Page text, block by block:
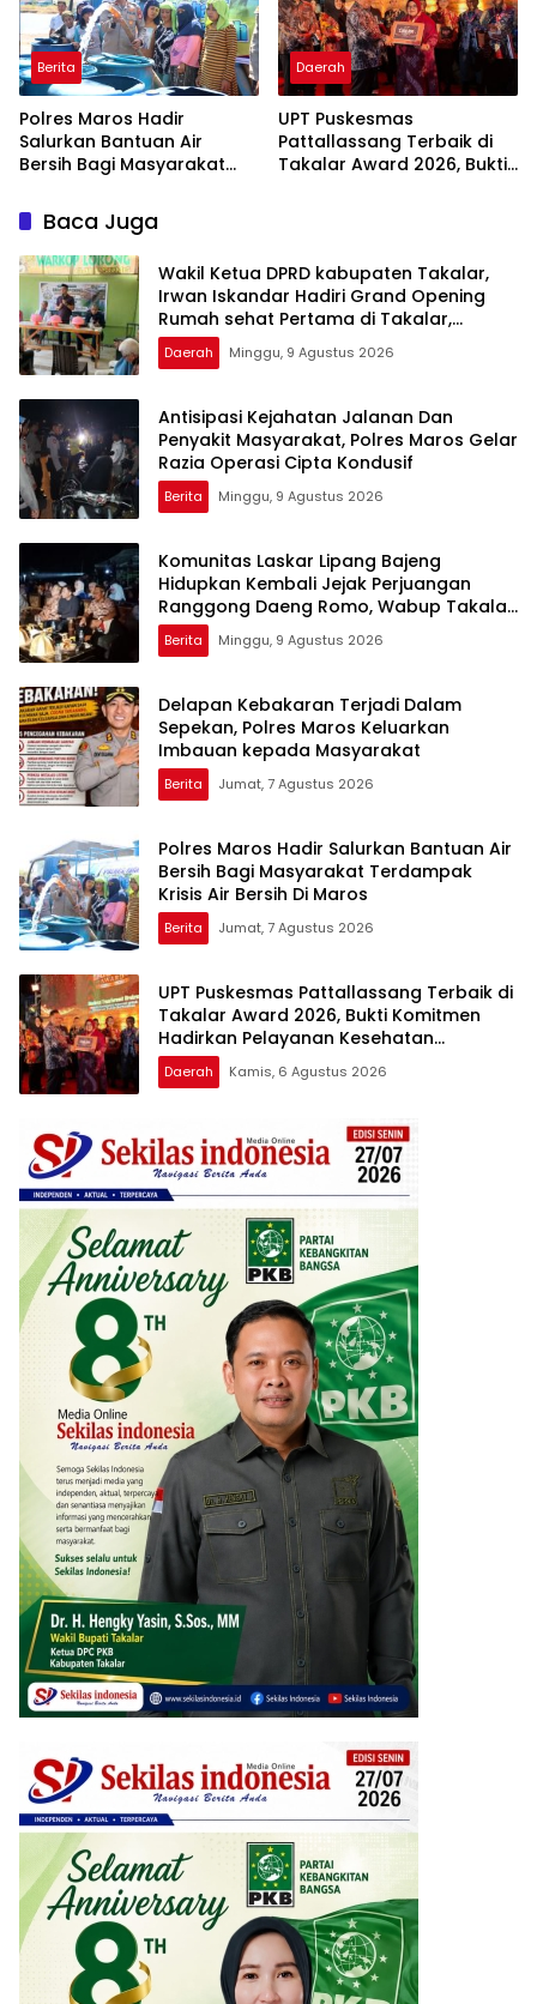
Berita
Polres Maros Hadir
Salurkan Bantuan Air
Bersih Bagi Masyarakat
Di Maros
Daerah
UPT Puskesmas
Pattallassang Terbaik di
Takalar Award 2026, Bukti
Baca Juga
Wakil Ketua DPRD kabupaten Takalar,
Irwan Iskandar Hadiri Grand Opening
Rumah sehat Pertama di Takalar,
Melayani Terapis Gratis untuk Pasien
Dhuafa dan umum.
Daerah Minggu, 9 Agustus 2026
Antisipasi Kejahatan Jalanan Dan
Penyakit Masyarakat, Polres Maros Gelar
Razia Operasi Cipta Kondusif
Berita Minggu, 9 Agustus 2026
Komunitas Laskar Lipang Bajeng
Hidupkan Kembali Jejak Perjuangan
Ranggong Daeng Romo, Wabup Takalar:
Apresiasi Bahwa Sejarah Adalah
Warisan yang Tak Ternilai”.
Berita Minggu, 9 Agustus 2026
Delapan Kebakaran Terjadi Dalam
Sepekan, Polres Maros Keluarkan
Imbauan kepada Masyarakat
Berita Jumat, 7 Agustus 2026
Polres Maros Hadir Salurkan Bantuan Air
Bersih Bagi Masyarakat Terdampak
Krisis Air Bersih Di Maros
Berita Jumat, 7 Agustus 2026
UPT Puskesmas Pattallassang Terbaik di
Takalar Award 2026, Bukti Komitmen
Hadirkan Pelayanan Kesehatan
Berkualitas
Daerah Kamis, 6 Agustus 2026